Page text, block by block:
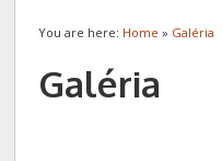
You are here: Home » Galéria
Galéria